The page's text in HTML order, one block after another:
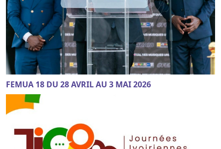
FEMUA 18 DU 28 AVRIL AU 3 MAI 2026